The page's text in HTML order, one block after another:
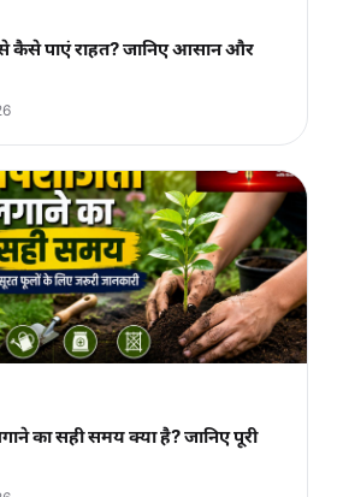
से कैसे पाएं राहत? जानिए आसान और
का सही समय क्या है? जानिए पूरी